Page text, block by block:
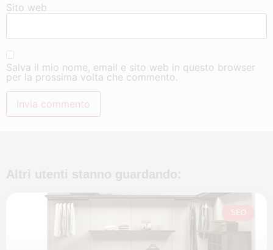
Sito web
Salva il mio nome, email e sito web in questo browser
per la prossima volta che commento.
Altri utenti stanno guardando:
SEO